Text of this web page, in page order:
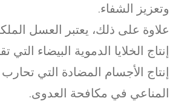
وتعزيز الشفاء.
علاوة على ذلك، يعتبر العسل
إنتاج الخلايا الدموية البيضاء
إنتاج الأجسام المضادة التي
المناعي في مكافحة العدوى.